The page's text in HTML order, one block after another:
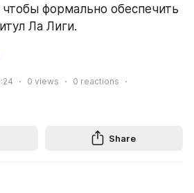
чтобы формально обеспечить
Ла Лиги.
0 views 0 reactions
Share